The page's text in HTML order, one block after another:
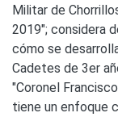
Militar de
2019"; considera
cómo se
Cadetes de 3er
"Coronel
tiene un enfoque